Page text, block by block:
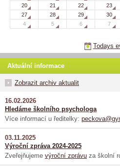
20
21 22 23
27
28 29 30
4
5 6 7
Todays
Aktuální informace
Zobrazit archiv aktualit
16.02.2026
Hledáme školního psychologa
Více informací u ředitelky:
03.11.2025
Výroční zpráva 2024-2025
Zveřejňujeme výroční zprávu za školní